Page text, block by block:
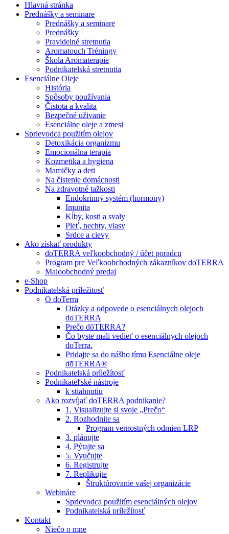
Hlavná stránka
Prednášky a seminare
Prednášky a seminare
Prednášky
Pravidelné stretnutia
Aromatouch Tréningy
Škola Aromaterapie
Podnikatelská stretnutia
Esenciálne Oleje
História
Spôsoby používania
Čistota a kvalita
Bezpečné uživanie
Esenciálne oleje a zmesi
Sprievodca použitím olejov
Detoxikácia organizmu
Emocionálna terapia
Kozmetika a hygiena
Mamičky a deti
Na čistenie domácnosti
Na zdravotné tažkosti
Endokrinný systém (hormony)
Imunita
Kĺby, kosti a svaly
Pleť, nechty, vlasy
Srdce a cievy
Ako získať produkty
doTERRA veľkoobchodný / účet poradcu
Program pre Veľkoobchodných zákazníkov doTERRA
Maloobchodný predaj
e-Shop
Podnikatelská príležitosť
O doTerra
Otázky a odpovede o esenciálnych olejoch
doTERRA
Prečo dōTERRA?
Čo byste mali vedieť o esenciálnych olejoch
doTerra.
Pridajte sa do nášho tímu Esenciálne oleje
dōTERRA®
Podnikatelská príležítosť
Podnikateľské nástroje
k stiahnutiu
Ako rozvíjať doTERRA podnikanie?
1. Visualizujte si svoje „Prečo“
2. Rozhodnite sa
Program vernostných odmien LRP
3. plánujte
4. Pýtajte sa
5. Vyučujte
6. Registrujte
7. Replikujte
Štruktúrovanie vašej organizácie
Webináre
Sprievodca použitím esenciálných olejov
Podnikatelská príležítosť
Kontakt
Niečo o mne